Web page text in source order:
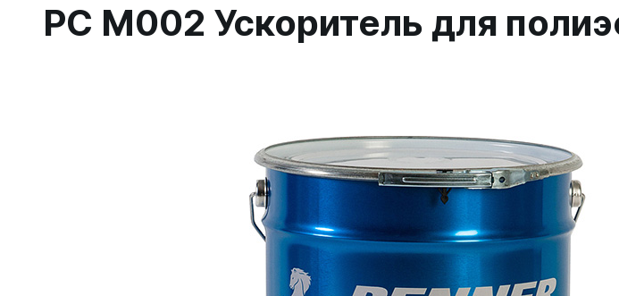
PC M002 Ускоритель для